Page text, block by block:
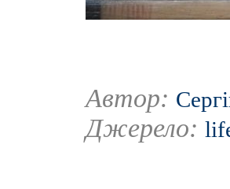
Автор:
Джерело: